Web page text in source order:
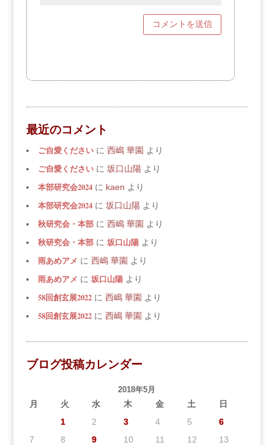
最近のコメント
ご自愛くださいに 西嶋 華園 より
ご自愛くださいに 坂口山陽より
本部研究会2024に kaen より
本部研究会2024に 坂口山陽より
秋研究会・本部に 西嶋 華園 より
秋研究会・本部に 坂口山陽より
雨あめアメ に 西嶋 華園 より
雨あめアメ に 坂口山陽より
58回創玄展2022に 西嶋 華園 より
58回創玄展2022に 西嶋 華園 より
ブログ投稿カレンダー
2018年5月
月 火 水 木 金 土
日
1
2 3 4 5
6
7
8 9 10 11 12
13